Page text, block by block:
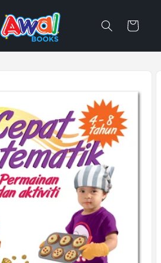
Cart